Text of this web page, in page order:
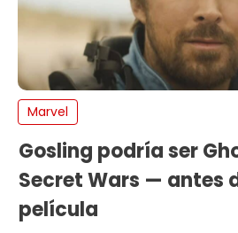
Marvel
Gosling podría ser
Secret Wars — antes
película